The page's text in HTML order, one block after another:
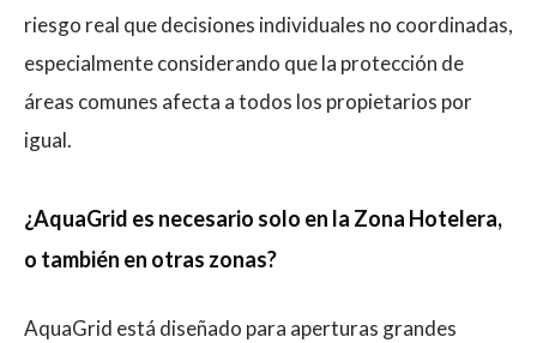
riesgo real que decisiones individuales no coordinadas,
especialmente considerando que la protección de
áreas comunes afecta a todos los propietarios por
igual.
¿AquaGrid es necesario solo en la Zona Hotelera,
o también en otras zonas?
AquaGrid está diseñado para aperturas grandes